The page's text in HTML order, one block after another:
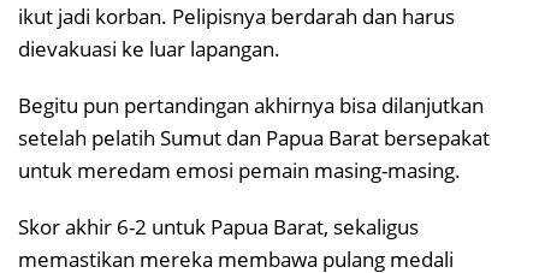
ikut jadi korban. Pelipisnya berdarah dan harus
dievakuasi ke luar lapangan.
Begitu pun pertandingan akhirnya bisa dilanjutkan
setelah pelatih Sumut dan Papua Barat bersepakat
untuk meredam emosi pemain masing-masing.
Skor akhir 6-2 untuk Papua Barat, sekaligus
memastikan mereka membawa pulang medali